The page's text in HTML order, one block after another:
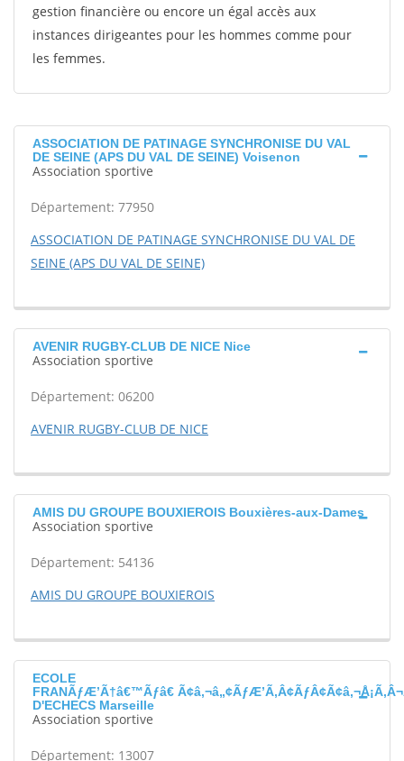
gestion financière ou encore un égal accès aux
instances dirigeantes pour les hommes comme pour
les femmes.
ASSOCIATION DE PATINAGE SYNCHRONISE DU VAL
DE SEINE (APS DU VAL DE SEINE) Voisenon
Association sportive
Département: 77950
ASSOCIATION DE PATINAGE SYNCHRONISE DU VAL DE
SEINE (APS DU VAL DE SEINE)
AVENIR RUGBY-CLUB DE NICE Nice
Association sportive
Département: 06200
AVENIR RUGBY-CLUB DE NICE
AMIS DU GROUPE BOUXIEROIS Bouxières-aux-Dames
Association sportive
Département: 54136
AMIS DU GROUPE BOUXIEROIS
ECOLE
FRANÃƒÆ’Ã†â€™Ãƒâ€
D'ECHECS Marseille
Association sportive
Département: 13007